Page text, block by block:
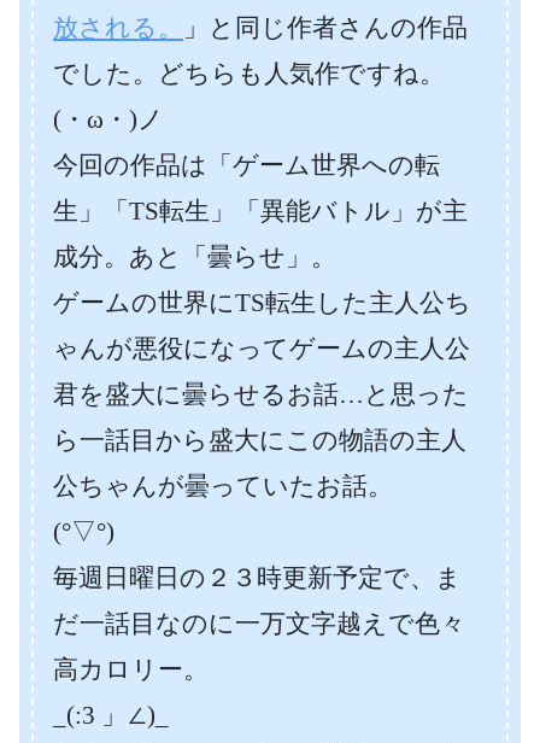
放される。
」と同じ作者さんの作品
でした。どちらも人気作ですね。
(・ω・)ノ
今回の作品は「ゲーム世界への転
生」「TS転生」「異能バトル」が主
成分。あと「曇らせ」。
ゲームの世界にTS転生した主人公ち
ゃんが悪役になってゲームの主人公
君を盛大に曇らせるお話…と思った
ら一話目から盛大にこの物語の主人
公ちゃんが曇っていたお話。
(°▽°)
毎週日曜日の２３時更新予定で、ま
だ一話目なのに一万文字越えで色々
高カロリー。
_(:3 」∠)_